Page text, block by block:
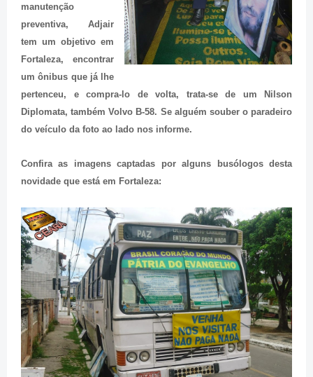
manutenção
preventiva, Adjair
tem um objetivo em
Fortaleza, encontrar
um ônibus que já lhe
pertenceu, e compra-lo de volta, trata-se de um Nilson
Diplomata, também Volvo B-58. Se alguém souber o paradeiro
do veículo da foto ao lado nos informe.
Confira as imagens captadas por alguns busólogos desta
novidade que está em Fortaleza: